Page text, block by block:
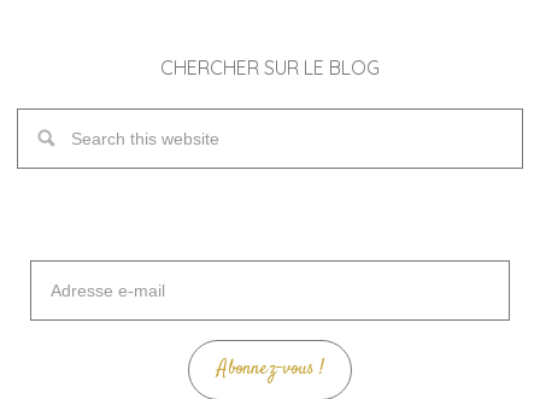
CHERCHER SUR LE BLOG
mail
Abonnez-vous !